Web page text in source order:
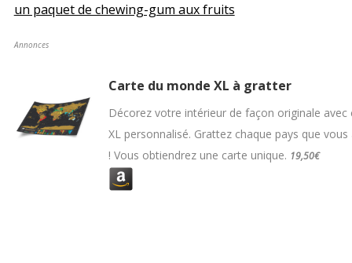
un paquet de chewing-gum aux fruits
Annonces
Carte du monde XL à gratter
Décorez votre intérieur de façon originale avec
XL personnalisé. Grattez chaque pays que vous
! Vous obtiendrez une carte unique. 19,50€